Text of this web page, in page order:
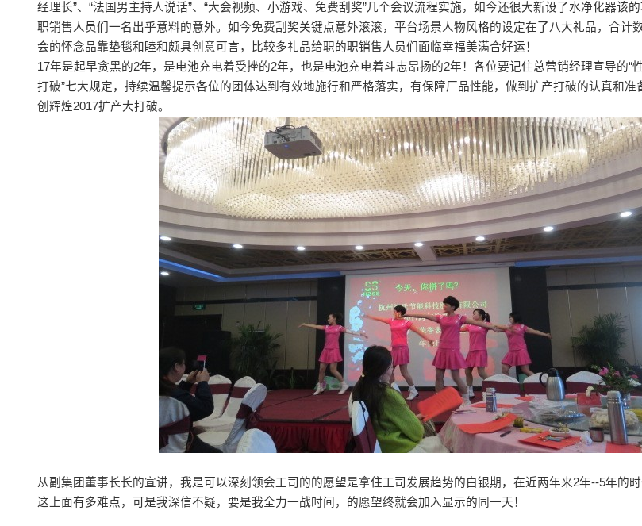
经理长”、“法国男主持人说话”、“大会视频、小游戏、免费刮奖”几个会议流程实施，如今还很大新设了水净化器该
职销售人员们一名出乎意料的意外。如今免费刮奖关键点意外滚滚，平台场景人物风格的设定在了八大礼品，合计
会的怀念品靠垫毯和睦和颇具创意可言，比较多礼品给职的职销售人员们面临幸福美满合好运！
17年是起早贪黑的2年，是电池充电着受挫的2年，也是电池充电着斗志昂扬的2年！各位要记住总营销经理宣导的“
打破”七大规定，持续温馨提示各位的团体达到有效地施行和严格落实，有保障厂品性能，做到扩产打破的认真和准
创辉煌2017扩产大打破。
从副集团董事长长的宣讲，我是可以深刻领会工司的的愿望是拿住工司发展趋势的白银期，在近两年来2年--5年的
这上面有多难点，可是我深信不疑，要是我全力一战时间，的愿望终就会加入显示的同一天！